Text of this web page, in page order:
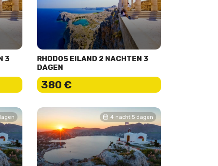
3
RHODOS EILAND 2 NACHTEN 3
DAGEN
380 €
4 nacht 5 dagen